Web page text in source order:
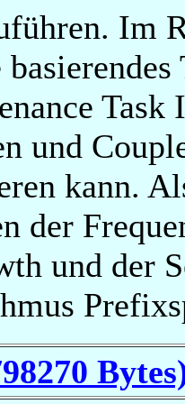
Im
Task
und
kann.
der
und der